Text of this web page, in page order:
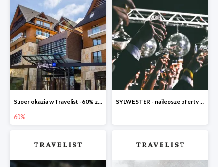
Super okazja w Travelist -60% za pobyt w Radisson Blu Hotel & Residences Zakopane
60%
SYLWESTER - najlepsze oferty w Travelist